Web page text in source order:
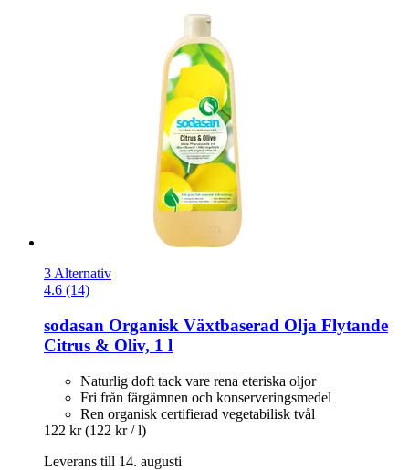
3 Alternativ
4.6 (14)
sodasan Organisk Växtbaserad Olja Flytande
Citrus & Oliv, 1 l
Naturlig doft tack vare rena eteriska oljor
Fri från färgämnen och konserveringsmedel
Ren organisk certifierad vegetabilisk tvål
122 kr (122 kr / l)
Leverans till 14. augusti